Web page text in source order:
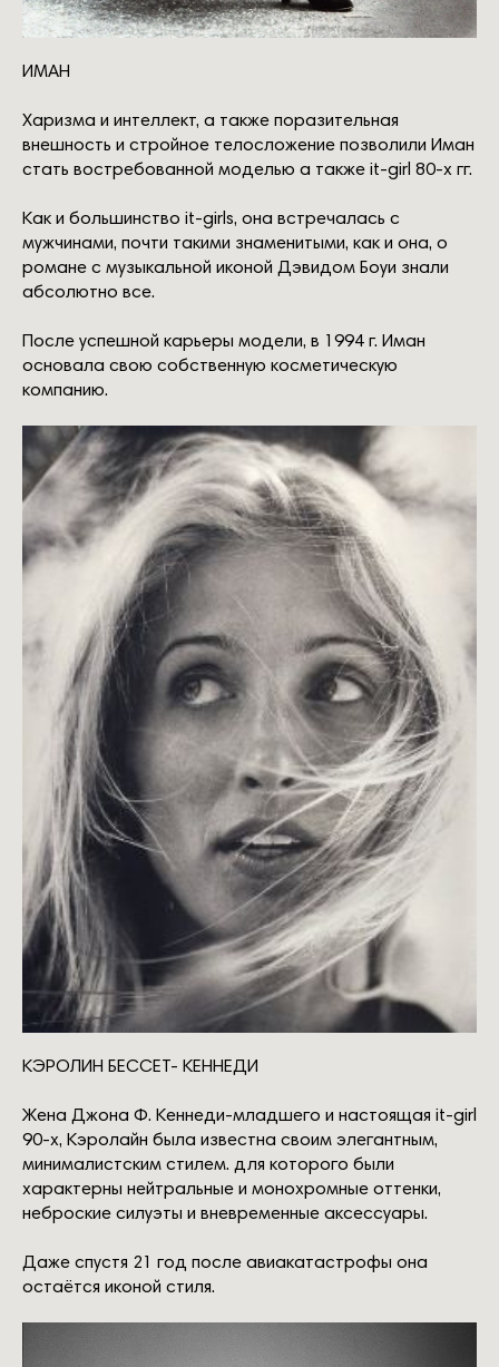
ИМАН
Харизма и интеллект, а также поразительная
внешность и стройное телосложение позволили Иман
стать востребованной моделью а также it-girl 80-x гг.
Как и большинство it-girls, она встречалась с
мужчинами, почти такими знаменитыми, как и она, о
романе с музыкальной иконой Дэвидом Боуи знали
абсолютно все.
После успешной карьеры модели, в 1994 г. Иман
основала свою собственную косметическую
компанию.
КЭРОЛИН БЕССЕТ- КЕННЕДИ
Жена Джона Ф. Кеннеди-младшего и настоящая it-girl
90-x, Кэролайн была известна своим элегантным,
минималистским стилем. для которого были
характерны нейтральные и монохромные оттенки,
неброские силуэты и вневременные аксессуары.
Даже спустя 21 год после авиакатастрофы она
остаётся иконой стиля.